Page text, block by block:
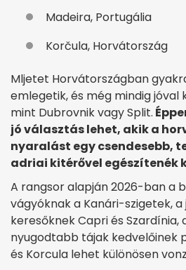
Madeira, Portugália
Korčula, Horvátország
Mljetet Horvátországban
emlegetik, és még mindig
mint Dubrovnik vagy Split.
jó választás lehet, akik a
nyaralást egy csendesebb,
adriai kitérővel egészítenék
A rangsor alapján 2026-ban a
vágyóknak a Kanári-szigetek,
keresőknek Capri és Szardínia,
nyugodtabb tájak kedvelőinek
és Korcula lehet különösen